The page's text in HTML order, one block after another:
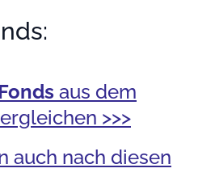
aus dem
>>>
auch nach diesen